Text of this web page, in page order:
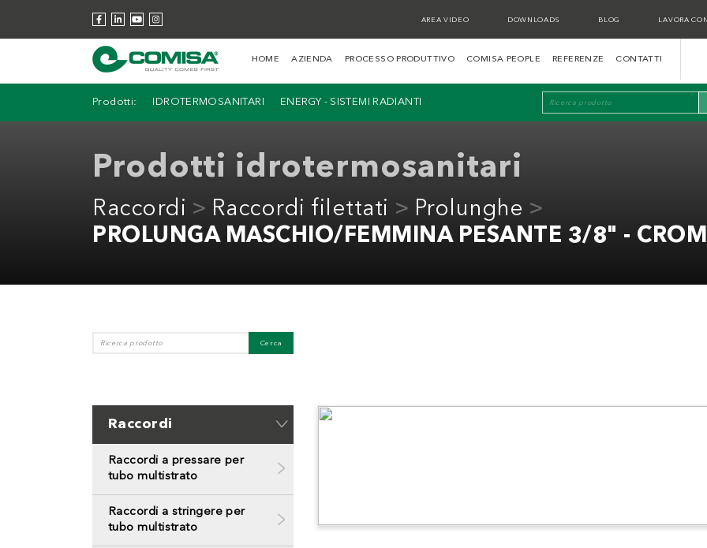
AREA VIDEO DOWNLOADS BLOG LAVORA
HOME AZIENDA PROCESSO PRODUTTIVO COMISA PEOPLE REFERENZE CONTATTI
Prodotti: IDROTERMOSANITARI ENERGY - SISTEMI RADIANTI
Prodotti idrotermosanitari
Raccordi Raccordi filettati
Prolunghe
PROLUNGA MASCHIO/FEMMINA PESANTE 3/8" -
Raccordi
Raccordi a pressare per
tubo multistrato
Raccordi a stringere per
tubo multistrato